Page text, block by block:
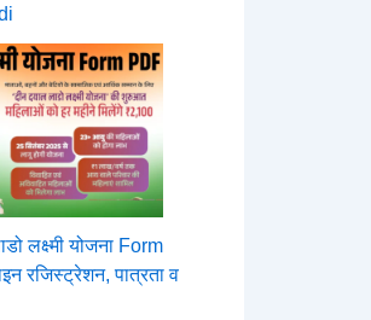
लक्ष्मी योजना Form
रजिस्ट्रेशन, पात्रता व